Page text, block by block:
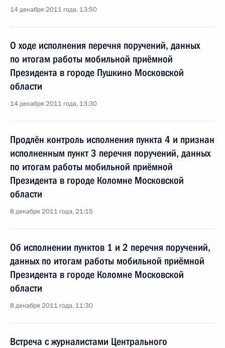
14 декабря 2011 года, 13:50
О ходе исполнения перечня поручений, данных
по итогам работы мобильной приёмной
Президента в городе Пушкино Московской
области
14 декабря 2011 года, 13:30
Продлён контроль исполнения пункта 4 и признан
исполненным пункт 3 перечня поручений, данных
по итогам работы мобильной приёмной
Президента в городе Коломне Московской
области
8 декабря 2011 года, 21:15
Об исполнении пунктов 1 и 2 перечня поручений,
данных по итогам работы мобильной приёмной
Президента в городе Коломне Московской
области
8 декабря 2011 года, 11:30
Встреча с журналистами Центрального